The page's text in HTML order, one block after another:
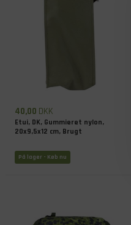
40,00 DKK
Etui, DK, Gummieret nylon,
20x9,5x12 cm, Brugt
På lager - Køb nu